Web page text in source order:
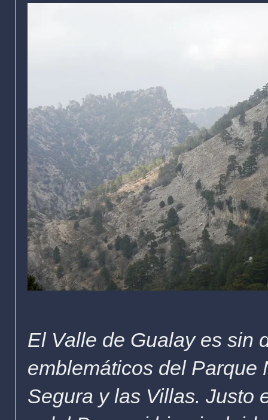
El Valle de Gualay es sin
emblemáticos del Parque
Segura y las Villas. Justo